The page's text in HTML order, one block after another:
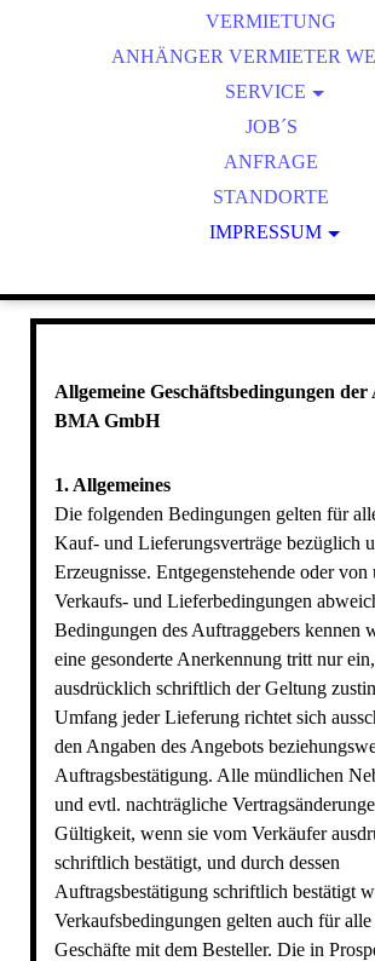
EDUARD ANHÄNGER
HAPERT ANHÄNGER
BMA TRAILER
BMA PLANEN &
BMA
BMA
BMA STAUBOXEN
VERMIETUNG
ANHÄNGER VERMIETER
SERVICE
REPARATUR
BMA KÜHLI | ICE
100KM/H RECHNER
ANHÄNGELAST
REIFENDRUCK &
STÜTZLAST
KFZ STEUER RECHNER
KEY&GO
UVV-PRÜFUNG
VERSANDKOSTEN
JOB´S
ANFRAGE
STANDORTE
IMPRESSUM
DATENSCHUTZ
Allgemeine Geschäftsbedingungen
BMA GmbH
1. Allgemeines
Die folgenden Bedingungen gelten für
Kauf- und Lieferungsverträge bezüglich
Erzeugnisse. Entgegenstehende oder von
Verkaufs- und Lieferbedingungen
Bedingungen des Auftraggebers kennen
eine gesonderte Anerkennung tritt nur
ausdrücklich schriftlich der Geltung
Umfang jeder Lieferung richtet sich
den Angaben des Angebots
Auftragsbestätigung. Alle mündlichen
und evtl. nachträgliche
Gültigkeit, wenn sie vom Verkäufer
schriftlich bestätigt, und durch dessen
Auftragsbestätigung schriftlich bestätigt
Verkaufsbedingungen gelten auch für
Geschäfte mit dem Besteller. Die in